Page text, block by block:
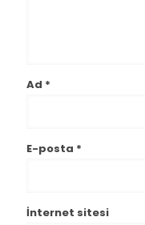
Ad *
E-posta *
İnternet sitesi